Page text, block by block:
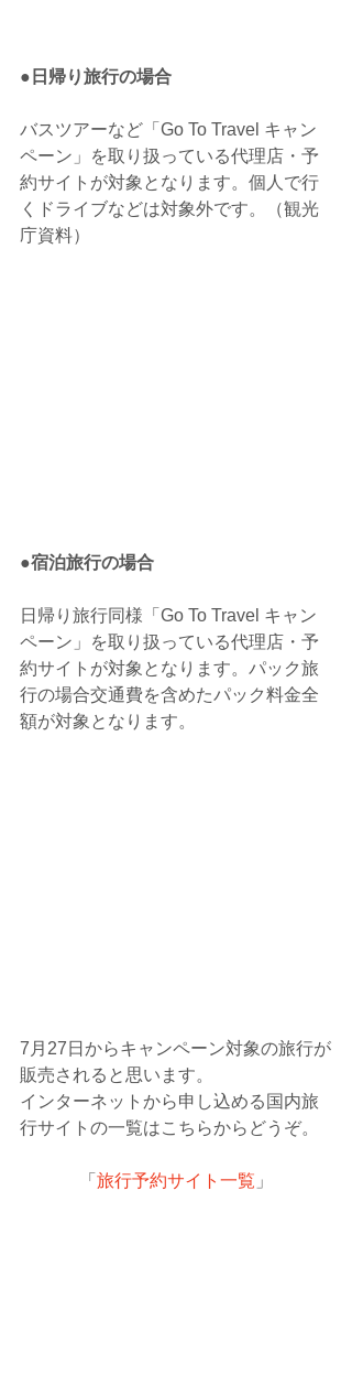
●日帰り旅行の場合
バスツアーなど「Go To Travel キャン
ペーン」を取り扱っている代理店・予
約サイトが対象となります。個人で行
くドライブなどは対象外です。（観光
庁資料）
●宿泊旅行の場合
日帰り旅行同様「Go To Travel キャン
ペーン」を取り扱っている代理店・予
約サイトが対象となります。パック旅
行の場合交通費を含めたパック料金全
額が対象となります。
7月27日からキャンペーン対象の旅行が
販売されると思います。
インターネットから申し込める国内旅
行サイトの一覧はこちらからどうぞ。
「 旅行予約サイト一覧 」